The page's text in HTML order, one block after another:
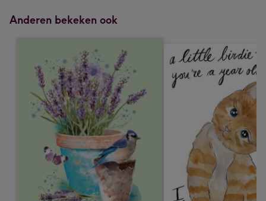
Anderen bekeken ook